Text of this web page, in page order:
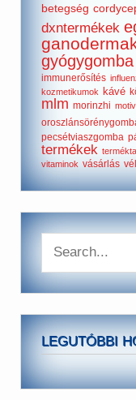
betegség
dxntermékek
gyógygomba
immunerősítés
kozmetikumok kávé
mlm morinzhi
pecsétviaszgomba
termékek
vitaminok vásárlás
LEGUTÓBBI